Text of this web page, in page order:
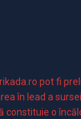
pot fi
în lead a
constituie o